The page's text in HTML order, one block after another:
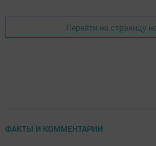
Перейти на страницу
ФАКТЫ И КОММЕНТАРИИ